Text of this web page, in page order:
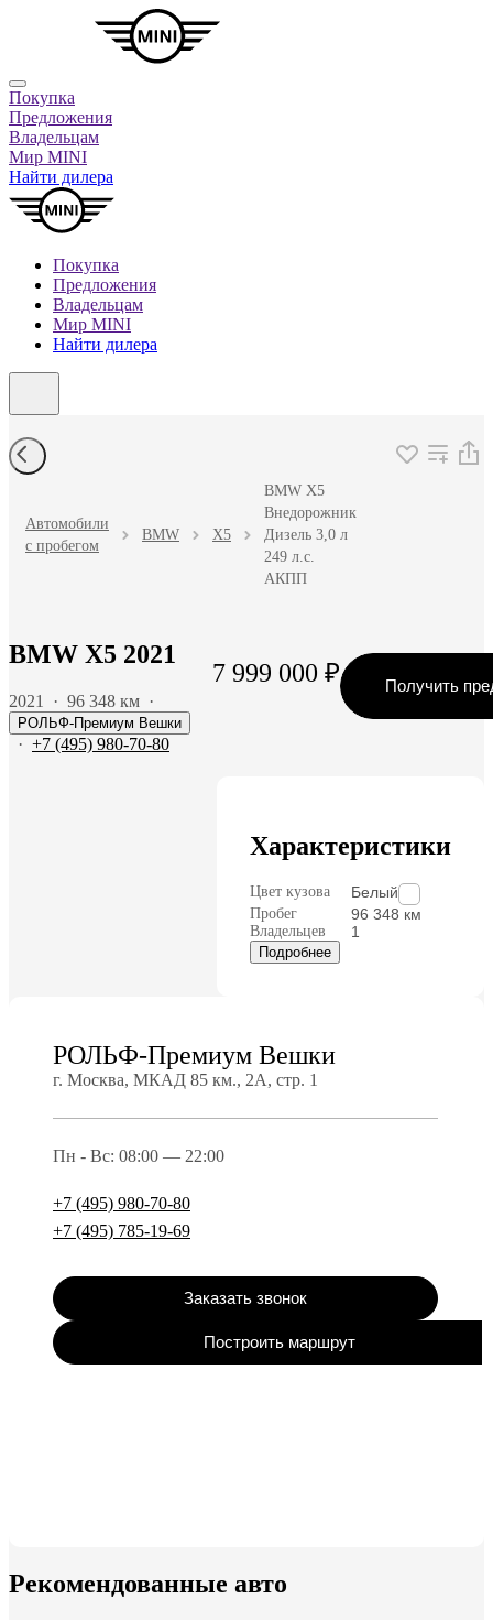
Покупка
Предложения
Владельцам
Мир MINI
Найти дилера
Покупка
Предложения
Владельцам
Мир MINI
Найти дилера
Автомобили
с пробегом
BMW X5
BMW X5
Внедорожник
Дизель 3,0 л
249 л.с.
АКПП
BMW X5 2021
2021 · 96 348 км ·
РОЛЬФ-Премиум Вешки
· +7 (495) 980-70-80
7 999 000 ₽ Получить
Характеристики
Цвет кузова Белый
Пробег 96 348 км
Владельцев 1
Подробнее
РОЛЬФ-Премиум Вешки
г. Москва, МКАД 85 км., 2А, стр. 1
Пн - Вс: 08:00 — 22:00
+7 (495) 980-70-80
+7 (495) 785-19-69
Заказать звонок
Построить маршрут
Рекомендованные авто